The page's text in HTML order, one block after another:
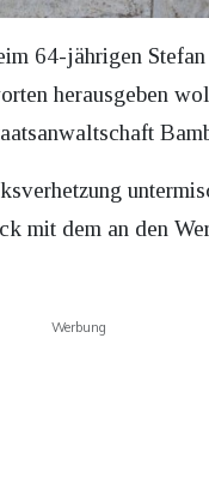
64-jährigen
herausgeben
mit dem an den
Werbung